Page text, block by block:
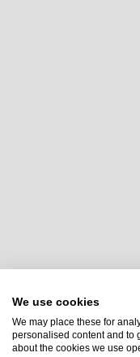
We use cookies
We may place these for
personalised content and to
about the cookies we use